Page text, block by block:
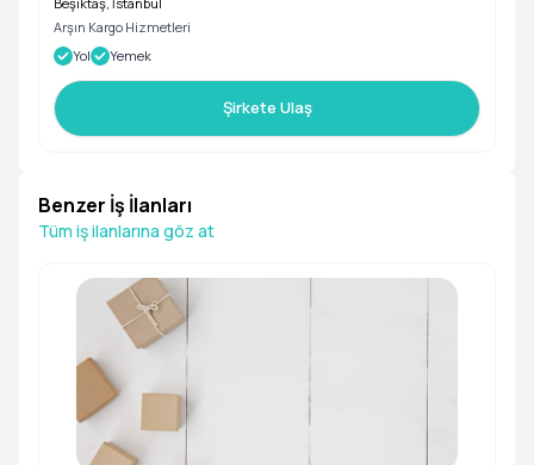
Arşın Kargo Hizmetleri
Yol
Yemek
Şirkete Ulaş
Benzer İş İlanları
Tüm iş ilanlarına göz at